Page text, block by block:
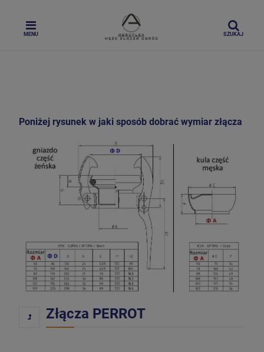
MENU SZUKAJ
Poniżej rysunek w jaki sposób dobrać wymiar złącza
Złącza PERROT